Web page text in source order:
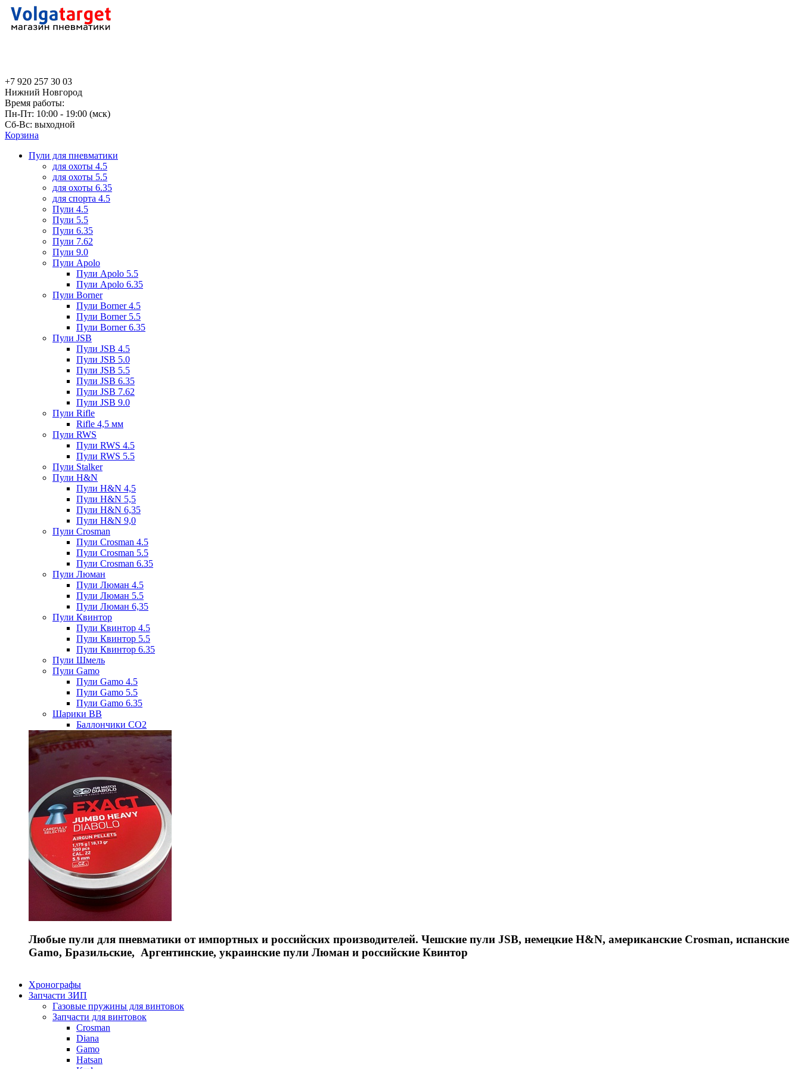
+7 920 257 30 03
Нижний Новгород
Время работы:
Пн-Пт: 10:00 - 19:00 (мск)
Сб-Вс: выходной
Корзина
Пули для пневматики
для охоты 4.5
для охоты 5.5
для охоты 6.35
для спорта 4.5
Пули 4.5
Пули 5.5
Пули 6.35
Пули 7.62
Пули 9.0
Пули Apolo
Пули Apolo 5.5
Пули Apolo 6.35
Пули Borner
Пули Borner 4.5
Пули Borner 5.5
Пули Borner 6.35
Пули JSB
Пули JSB 4.5
Пули JSB 5.0
Пули JSB 5.5
Пули JSB 6.35
Пули JSB 7.62
Пули JSB 9.0
Пули Rifle
Rifle 4,5 мм
Пули RWS
Пули RWS 4.5
Пули RWS 5.5
Пули Stalker
Пули H&N
Пули H&N 4,5
Пули H&N 5,5
Пули H&N 6,35
Пули H&N 9,0
Пули Crosman
Пули Crosman 4.5
Пули Crosman 5.5
Пули Crosman 6.35
Пули Люман
Пули Люман 4.5
Пули Люман 5.5
Пули Люман 6,35
Пули Квинтор
Пули Квинтор 4.5
Пули Квинтор 5.5
Пули Квинтор 6.35
Пули Шмель
Пули Gamo
Пули Gamo 4.5
Пули Gamo 5.5
Пули Gamo 6.35
Шарики BB
Баллончики CO2
Любые пули для пневматики от импортных и российских производителей. Чешские пули JSB, немецкие H&N, американские Crosman, испанские
Gamo, Бразильские, Аргентинские, украинские пули Люман и российские Квинтор
Хронографы
Запчасти ЗИП
Газовые пружины для винтовок
Запчасти для винтовок
Crosman
Diana
Gamo
Hatsan